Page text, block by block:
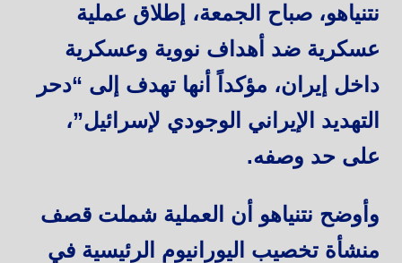
نتنياهو، صباح الجمعة، إطلاق عملية
عسكرية ضد أهداف نووية وعسكرية
داخل إيران، مؤكداً أنها تهدف إلى “دحر
التهديد الإيراني الوجودي لإسرائيل”،
على حد وصفه.
وأوضح نتنياهو أن العملية شملت قصف
منشأة تخصيب اليورانيوم الرئيسية في